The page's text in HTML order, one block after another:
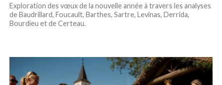
Exploration des vœux de la nouvelle année à travers les analyses
de Baudrillard, Foucault, Barthes, Sartre, Levinas, Derrida,
Bourdieu et de Certeau.